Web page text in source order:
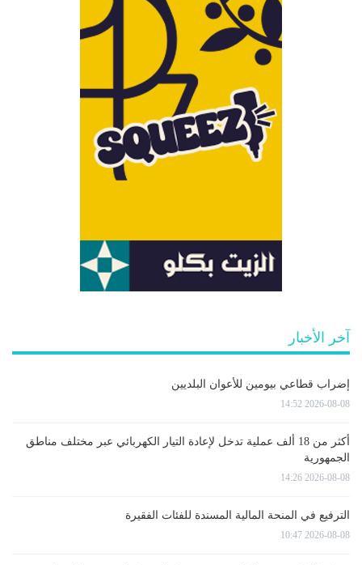
آخر الأخبار
إضراب قطاعي بيومين للأعوان البلديين
2026-08-08 14:52
أكثر من 18 ألف عملية تدخل لإعادة التيار الكهربائي عبر مختلف مناطق
الجمهورية
2026-08-08 14:26
الترفيع في المنحة المالية المسندة للفئات الفقيرة
2026-08-08 10:47